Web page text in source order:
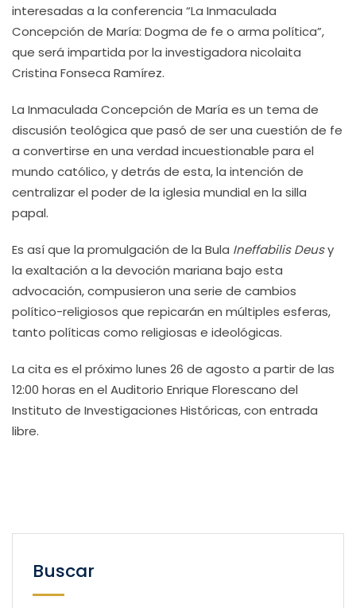
interesadas a la conferencia “La Inmaculada
Concepción de María: Dogma de fe o arma política”,
que será impartida por la investigadora nicolaita
Cristina Fonseca Ramírez.
La Inmaculada Concepción de María es un tema de
discusión teológica que pasó de ser una cuestión de fe
a convertirse en una verdad incuestionable para el
mundo católico, y detrás de esta, la intención de
centralizar el poder de la iglesia mundial en la silla
papal.
Es así que la promulgación de la Bula Ineffabilis Deusy
la exaltación a la devoción mariana bajo esta
advocación, compusieron una serie de cambios
político-religiosos que repicarán en múltiples esferas,
tanto políticas como religiosas e ideológicas.
La cita es el próximo lunes 26 de agosto a partir de las
12:00 horas en el Auditorio Enrique Florescano del
Instituto de Investigaciones Históricas, con entrada
libre.
Buscar